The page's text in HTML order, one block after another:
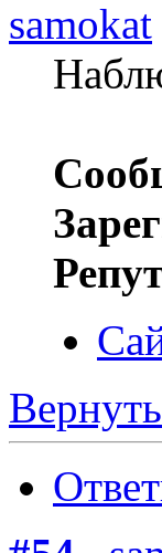
samokat